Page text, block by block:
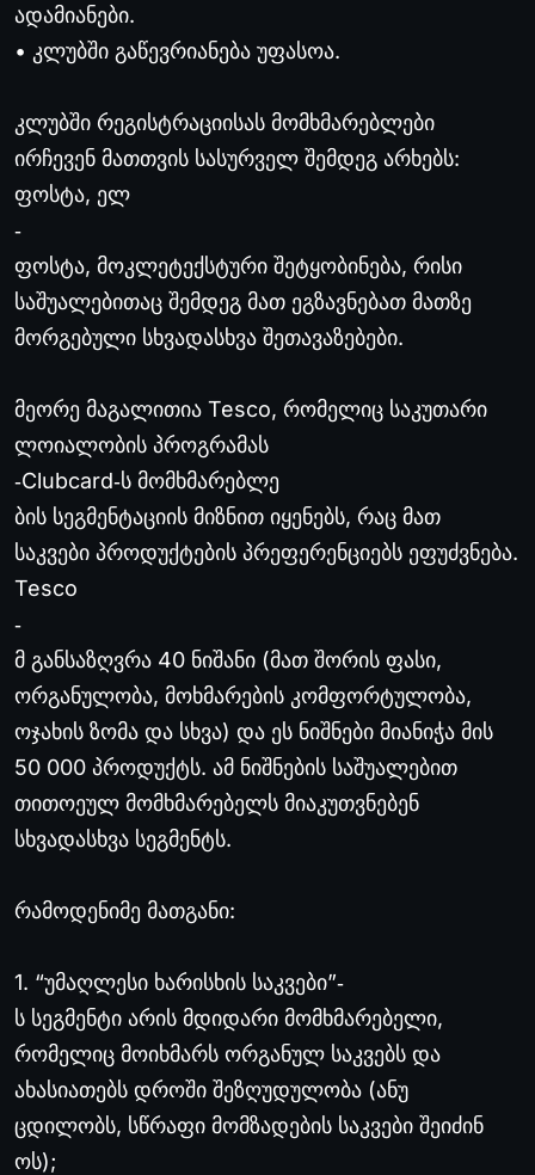
ადამიანები.
• კლუბში გაწევრიანება უფასოა.
კლუბში რეგისტრაციისას მომხმარებლები
ირჩევენ მათთვის სასურველ შემდეგ არხებს:
ფოსტა, ელ
‐
ფოსტა, მოკლეტექსტური შეტყობინება, რისი
საშუალებითაც შემდეგ მათ ეგზავნებათ მათზე
მორგებული სხვადასხვა შეთავაზებები.
მეორე მაგალითია Tesco, რომელიც საკუთარი
ლოიალობის პროგრამას
‐Clubcard‐ს მომხმარებლე
ბის სეგმენტაციის მიზნით იყენებს, რაც მათ
საკვები პროდუქტების პრეფერენციებს ეფუძვნება.
Tesco
‐
მ განსაზღვრა 40 ნიშანი (მათ შორის ფასი,
ორგანულობა, მოხმარების კომფორტულობა,
ოჯახის ზომა და სხვა) და ეს ნიშნები მიანიჭა მის
50 000 პროდუქტს. ამ ნიშნების საშუალებით
თითოეულ მომხმარებელს მიაკუთვნებენ
სხვადასხვა სეგმენტს.
რამოდენიმე მათგანი:
1. “უმაღლესი ხარისხის საკვები”‐
ს სეგმენტი არის მდიდარი მომხმარებელი,
რომელიც მოიხმარს ორგანულ საკვებს და
ახასიათებს დროში შეზღუდულობა (ანუ
ცდილობს, სწრაფი მომზადების საკვები შეიძინ
ოს);